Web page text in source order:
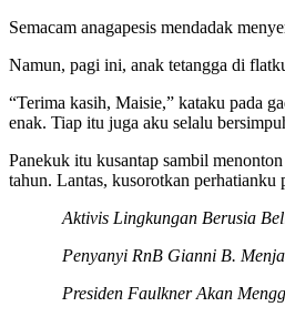
Semacam anagapesis mendadak
Namun, pagi ini, anak tetangga di
“Terima kasih, Maisie,” kataku pada
enak. Tiap itu juga aku selalu
Panekuk itu kusantap sambil
tahun. Lantas, kusorotkan
Aktivis Lingkungan Berusia
Penyanyi RnB Gianni B.
Presiden Faulkner Akan